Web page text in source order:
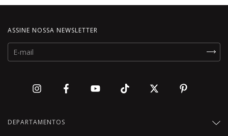
ASSINE NOSSA NEWSLETTER
DEPARTAMENTOS